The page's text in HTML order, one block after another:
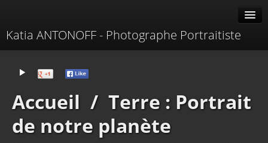
Katia ANTONOFF - Photographe Portraitiste
Livre d'or
À propos
Contacter
Accueil / Terre : Portrait
de notre planète